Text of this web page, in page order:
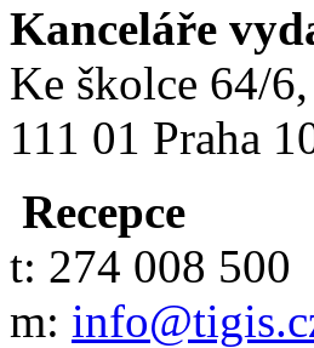
Kanceláře
Ke školce 64/6,
111 01 Praha
Recepce
t: 274 008 500
m: